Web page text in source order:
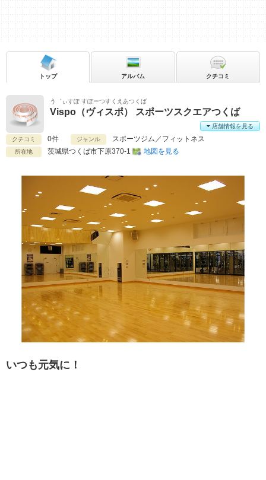
う゛ぃすぽ すぽーつすくえあつくば
Vispo（ヴィスポ） スポーツスクエアつくば
クチコミ 0件 ジャンル スポーツジム／フィットネス
所在地 茨城県つくば市下原370-1 地図を見る
店舗情報を見る
トップ アルバム クチコミ
いつも元気に！